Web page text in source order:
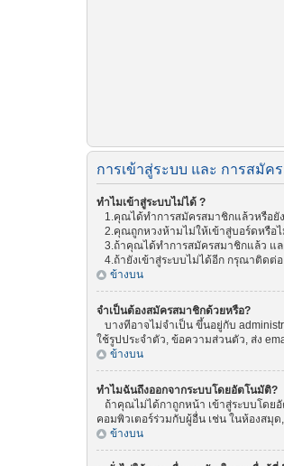
การเข้าสู่ระบบ และ การสมัค
ทำไมเข้าสู่ระบบไม่ได้ ?
1.คุณได้ทำการสมัครสมาชิกแล้วหรือยั
2.คุณถูกหวงห้ามไม่ให้เข้าสู่บอร์ดหรือ
3.ถ้าคุณได้ทำการสมัครสมาชิกแล้ว แล
4.ถ้ายังเข้าสู่ระบบไม่ได้อีก กรุณาติดต่
ข้างบน
จำเป็นต้องสมัครสมาชิกด้วยหรือ?
บางทีอาจไม่จำเป็น ขึ้นอยู่กับ
ใช้รูปประจำตัว, ข้อความส่วนตัว, ส่ง
ข้างบน
ทำไมฉันถึงออกจากระบบโดยอัตโนมัติ?
ถ้าคุณไม่ได้กาถูกหน้า เข้าสู่ระบบโดย
คอมพิวเตอร์ร่วมกับผู้อื่น เช่น ในห้องสมุ
ข้างบน